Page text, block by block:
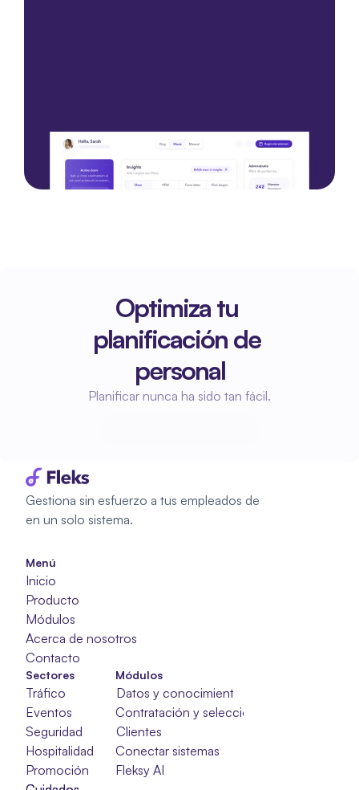
Optimiza tu
planificación de
personal
Planificar nunca ha sido tan fácil.
Gestiona sin esfuerzo a tus empleados de
en un solo sistema.
Menú
Inicio
Producto
Módulos
Acerca de nosotros
Contacto
Módulos
Datos y conocimientos
Contratación y selección
Clientes
Conectar sistemas
Fleksy AI
Sectores
Tráfico
Eventos
Seguridad
Hospitalidad
Promoción